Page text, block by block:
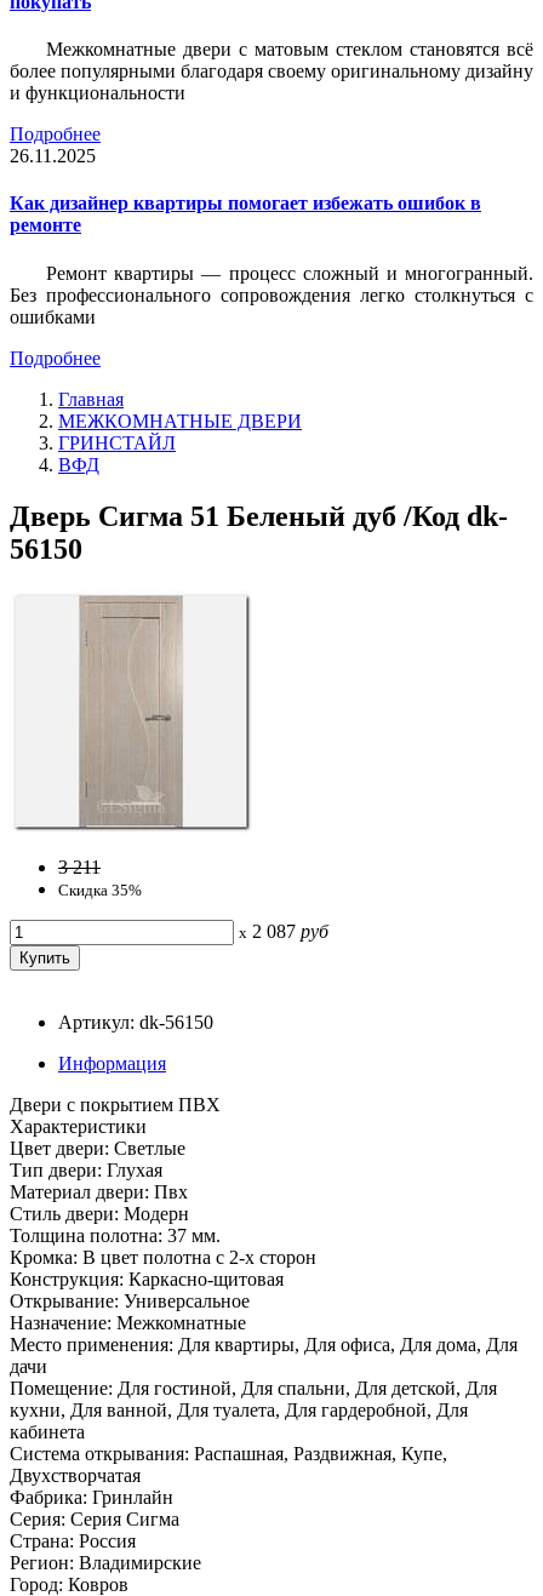
Межкомнатные двери с матовым стеклом становятся всё
более популярными благодаря своему оригинальному дизайну
и функциональности
Подробнее
26.11.2025
Как дизайнер квартиры помогает избежать ошибок в
ремонте
Ремонт квартиры — процесс сложный и многогранный.
Без профессионального сопровождения легко столкнуться с
ошибками
Подробнее
Главная
МЕЖКОМНАТНЫЕ ДВЕРИ
ГРИНСТАЙЛ
ВФД
Дверь Сигма 51 Беленый дуб /Код dk-
56150
3 211
Скидка 35%
x 2 087 руб
Артикул: dk-56150
Информация
Двери с покрытием ПВХ
Характеристики
Цвет двери: Светлые
Тип двери: Глухая
Материал двери: Пвх
Стиль двери: Модерн
Толщина полотна: 37 мм.
Кромка: В цвет полотна с 2-х сторон
Конструкция: Каркасно-щитовая
Открывание: Универсальное
Назначение: Межкомнатные
Место применения: Для квартиры, Для офиса, Для дома, Для
дачи
Помещение: Для гостиной, Для спальни, Для детской, Для
кухни, Для ванной, Для туалета, Для гардеробной, Для
кабинета
Система открывания: Распашная, Раздвижная, Купе,
Двухстворчатая
Фабрика: Гринлайн
Серия: Серия Сигма
Страна: Россия
Регион: Владимирские
Город: Ковров